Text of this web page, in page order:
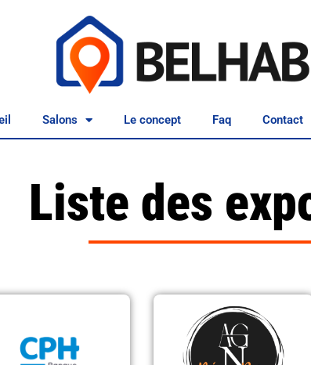
Salons Le concept Faq Contact
Liste des